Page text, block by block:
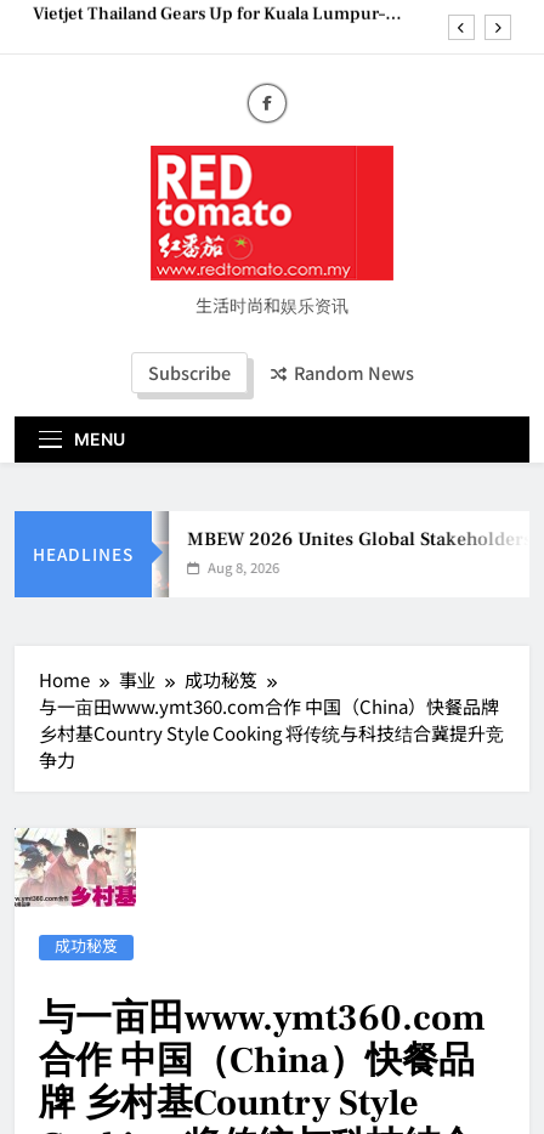
SkipEpson reinvents affordable printing with next-
MBEW 2026 Unites Global Stakeholders to Shape
the Future of Business Events
Vietjet Thailand Gears Up for Kuala Lumpur–
Bangkok Service Launch on9 October
Epson reinvents affordable printing with next-
generation EcoTank Series
Couture Fashion Week Malaysia 2026– Press
生活时尚和娱乐资讯
Subscribe Random News
MENU
HEADLINES
MBEW 2026 Unites Global Stakeholders
Aug 8, 2026
Home 事业
成功秘笈
与一亩田www.ymt360.com合作 中国（China）快餐品牌
乡村基Country Style Cooking 将传统与科技结合冀提升竞
争力
成功秘笈
与一亩田www.ymt360.com
合作 中国（China）快餐品
牌 乡村基Country Style